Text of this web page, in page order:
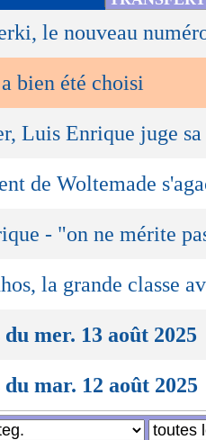
le nouveau
bien été choisi
Luis Enrique juge
de Woltemade
- "on ne mérite
la grande classe
mer. 13 août 2025
mar. 12 août 2025